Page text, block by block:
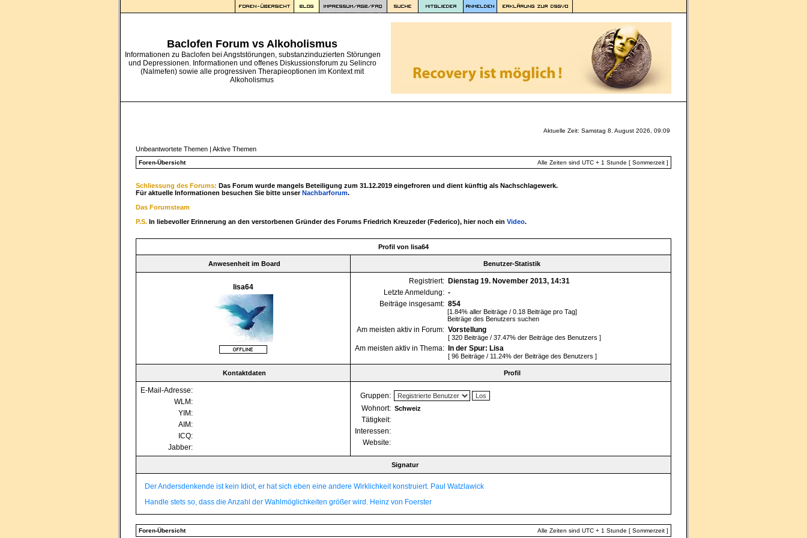
Baclofen Forum vs Alkoholismus
Informationen zu Baclofen bei Angststörungen, substanzinduzierten Störungen
und Depressionen. Informationen und offenes Diskussionsforum zu Selincro
(Nalmefen) sowie alle progressiven Therapieoptionen im Kontext mit
Alkoholismus
Aktuelle Zeit: Samstag 8. August 2026, 09:09
Unbeantwortete Themen | Aktive Themen
Foren-Übersicht Alle Zeiten sind UTC + 1 Stunde [ Sommerzeit ]
Schliessung des Forums: Das Forum wurde mangels Beteiligung zum 31.12.2019 eingefroren und dient künftig als Nachschlagewerk.
Für aktuelle Informationen besuchen Sie bitte unserNachbarforum.
Das Forumsteam
P.S. In liebevoller Erinnerung an den verstorbenen Gründer des Forums Friedrich Kreuzeder (Federico), hier noch ein Video.
Profil von lisa64
Anwesenheit im Board Benutzer-Statistik
lisa64
Registriert: Dienstag 19. November 2013, 14:31
Letzte Anmeldung: -
Beiträge insgesamt: 854
[1.84% aller Beiträge / 0.18 Beiträge pro Tag]
Beiträge des Benutzers suchen
Am meisten aktiv in Forum: Vorstellung
[ 320 Beiträge / 37.47% der Beiträge des Benutzers ]
Am meisten aktiv in Thema: In der Spur: Lisa
[ 96 Beiträge / 11.24% der Beiträge des Benutzers ]
Kontaktdaten Profil
E-Mail-Adresse:
WLM:
YIM:
AIM:
ICQ:
Jabber:
Gruppen:
Wohnort: Schweiz
Tätigkeit:
Interessen:
Website:
Signatur
Der Andersdenkende ist kein Idiot, er hat sich eben eine andere Wirklichkeit konstruiert. Paul Watzlawick
Handle stets so, dass die Anzahl der Wahlmöglichkeiten größer wird. Heinz von Foerster
Foren-Übersicht Alle Zeiten sind UTC + 1 Stunde [ Sommerzeit ]